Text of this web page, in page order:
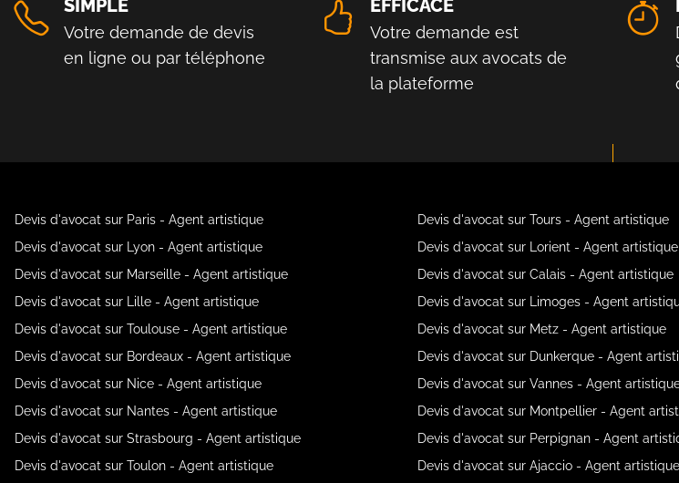
SIMPLE
Votre demande de devis
en ligne ou par téléphone
EFFICACE
Votre demande est
transmise aux avocats de
la plateforme
Devis d'avocat sur Paris - Agent artistique
Devis d'avocat sur Lyon - Agent artistique
Devis d'avocat sur Marseille - Agent artistique
Devis d'avocat sur Lille - Agent artistique
Devis d'avocat sur Toulouse - Agent artistique
Devis d'avocat sur Bordeaux - Agent artistique
Devis d'avocat sur Nice - Agent artistique
Devis d'avocat sur Nantes - Agent artistique
Devis d'avocat sur Strasbourg - Agent artistique
Devis d'avocat sur Toulon - Agent artistique
Devis d'avocat sur Tours - Agent artistique
Devis d'avocat sur Lorient - Agent artistique
Devis d'avocat sur Calais - Agent artistique
Devis d'avocat sur Limoges - Agent
Devis d'avocat sur Metz - Agent artistique
Devis d'avocat sur Dunkerque - Agent
Devis d'avocat sur Vannes - Agent
Devis d'avocat sur Montpellier - Agent
Devis d'avocat sur Perpignan - Agent
Devis d'avocat sur Ajaccio - Agent artistique